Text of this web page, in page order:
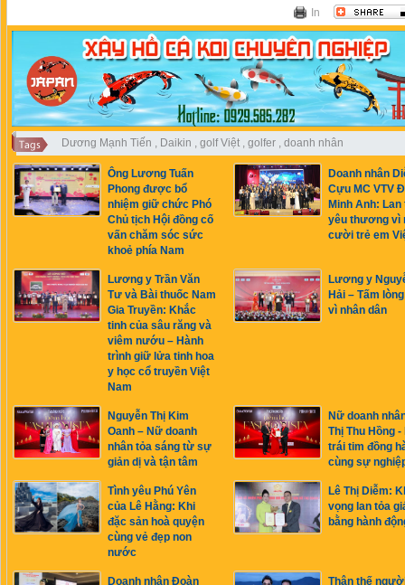
In
Dương Mạnh Tiến , Daikin , golf Việt , golfer , doanh nhân
Ông Lương Tuấn
Phong được bổ
nhiệm giữ chức Phó
Chủ tịch Hội đồng cố
vấn chăm sóc sức
khoẻ phía Nam
Doanh nhân
Cựu MC VTV
Minh Anh: Lan
yêu thương vì
cười trẻ em
Lương y Trần Văn
Tư và Bài thuốc Nam
Gia Truyền: Khắc
tinh của sâu răng và
viêm nướu – Hành
trình giữ lửa tinh hoa
y học cổ truyền Việt
Nam
Lương y
Hải – Tấm
vì nhân dân
Nguyễn Thị Kim
Oanh – Nữ doanh
nhân tỏa sáng từ sự
giản dị và tận tâm
Nữ doanh
Thị Thu Hồng -
trái tim đồng
cùng sự
Tình yêu Phú Yên
của Lê Hằng: Khi
đặc sản hoà quyện
cùng vẻ đẹp non
nước
Lê Thị Diễm:
vọng lan tỏa
bằng hành
Doanh nhân Đoàn Thân thế